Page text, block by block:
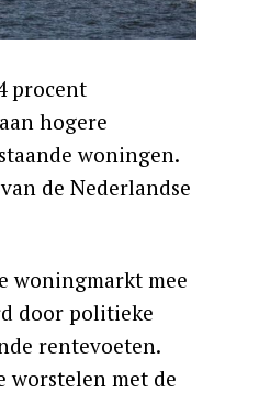
procent
hogere
woningen.
de Nederlandse
woningmarkt mee
door politieke
rentevoeten.
worstelen met de